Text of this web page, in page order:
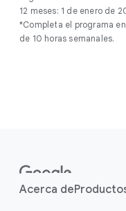
inscripción.
12 meses: 1 de enero de
*Completa el programa
de 10 horas semanales.
Acerca de